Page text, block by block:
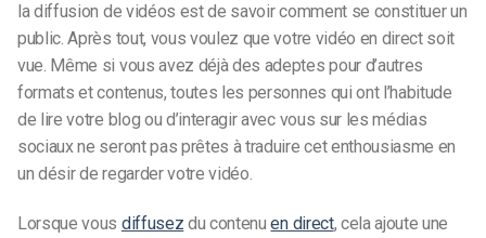
la diffusion de vidéos est de savoir comment se constituer un
public. Après tout, vous voulez que votre vidéo en direct soit
vue. Même si vous avez déjà des adeptes pour d’autres
formats et contenus, toutes les personnes qui ont l’habitude
de lire votre blog ou d’interagir avec vous sur les médias
sociaux ne seront pas prêtes à traduire cet enthousiasme en
un désir de regarder votre vidéo.
Lorsque vous diffusez du contenuen direct, cela ajoute une